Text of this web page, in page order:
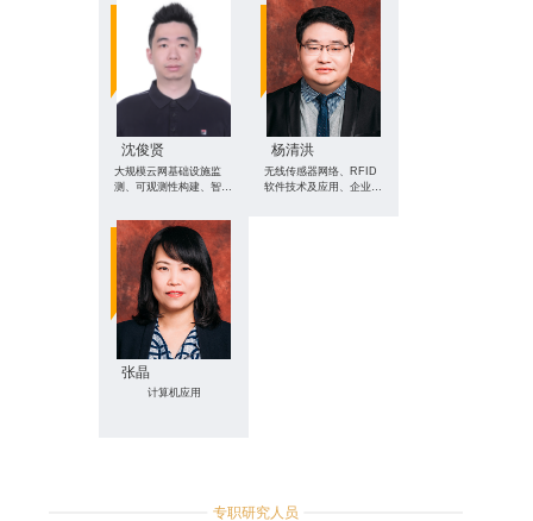
沈俊贤
大规模云网基础设施监
测、可观测性构建、智能
杨清洪
无线传感器网络、RFID
软件技术及应用、企业信
张晶
计算机应用
专职研究人员